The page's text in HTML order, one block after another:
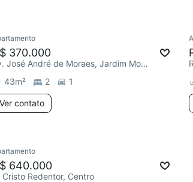
370.000
Av. José André de Moraes, Jardim Monte Alegre
43m² 2 1
Ver contato
640.000
Cristo Redentor, Centro